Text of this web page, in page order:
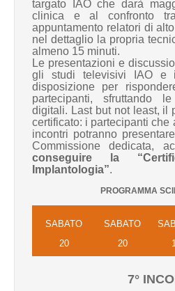
targato IAO che darà
clinica e al confronto
appuntamento relatori di
nel dettaglio la propria
almeno 15 minuti.
Le presentazioni e
gli studi televisivi IAO e
disposizione per
partecipanti, sfruttando
digitali. Last but not least, il
certificato: i partecipanti che
incontri potranno
Commissione dedicata,
conseguire la
Implantologia”.
PROGRAMMA
SABATO
20
SABATO
20
7°